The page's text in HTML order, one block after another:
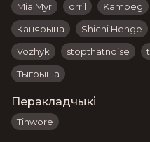
Mia Myr orril Kambeg
Кацярына
Shichi Henge
Vozhyk
stopthatnoise
Тыгрыша
Перакладчыкі
Tinwore